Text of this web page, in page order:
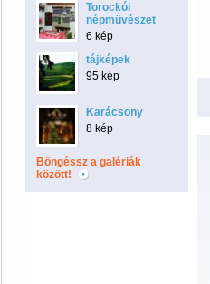
Torockói
népmüvészet
6 kép
tájképek
95 kép
Karácsony
8 kép
Böngéssz a galériák
között!